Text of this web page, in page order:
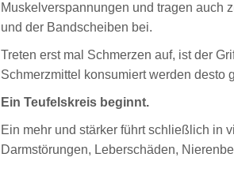
Muskelverspannungen und tragen auch
und der Bandscheiben bei.
Treten erst mal Schmerzen auf, ist der
Schmerzmittel konsumiert werden desto
Ein Teufelskreis beginnt.
Ein mehr und stärker führt schließlich in
Darmstörungen, Leberschäden,